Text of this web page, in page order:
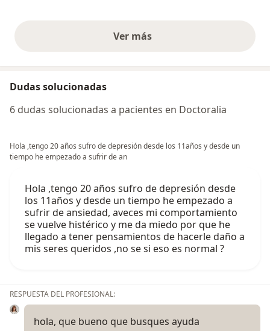
Ver másopiniones anteriores
Dudas solucionadas
6 dudas solucionadas a pacientes en Doctoralia
Hola ,tengo 20 años sufro de depresión desde los 11años y desde un
tiempo he empezado a sufrir de an
Hola ,tengo 20 años sufro de depresión desde
los 11años y desde un tiempo he empezado a
sufrir de ansiedad, aveces mi comportamiento
se vuelve histérico y me da miedo por que he
llegado a tener pensamientos de hacerle daño a
mis seres queridos ,no se si eso es normal ?
RESPUESTA DEL PROFESIONAL:
hola, que bueno que busques ayuda